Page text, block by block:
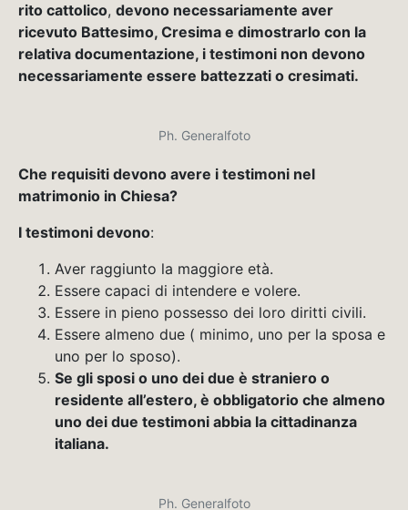
rito cattolico, devono necessariamente aver
ricevuto Battesimo, Cresima e dimostrarlo con la
relativa documentazione, i testimoni non devono
necessariamente essere battezzati o cresimati.
Ph. Generalfoto
Che requisiti devono avere i testimoni nel
matrimonio in Chiesa?
I testimoni devono:
Aver raggiunto la maggiore età.
Essere capaci di intendere e volere.
Essere in pieno possesso dei loro diritti civili.
Essere almeno due ( minimo, uno per la sposa e
uno per lo sposo).
Se gli sposi o uno dei due è straniero o
residente all’estero, è obbligatorio che almeno
uno dei due testimoni abbia la cittadinanza
italiana.
Ph. Generalfoto